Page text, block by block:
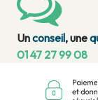
Unconseil, une
01 47 27 99 08